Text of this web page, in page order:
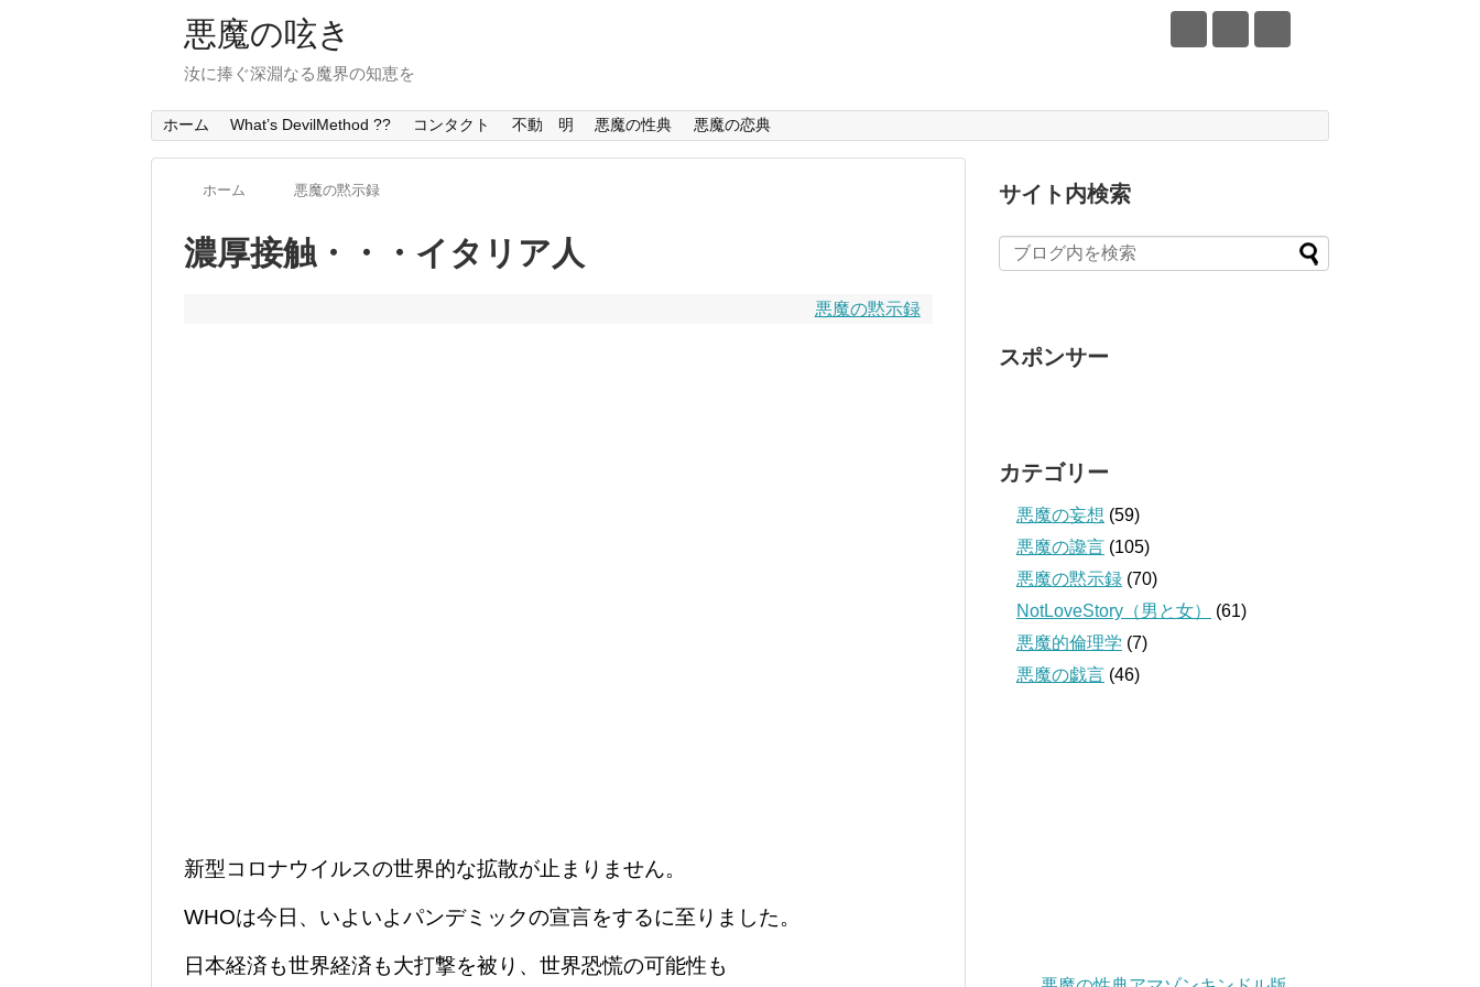
悪魔の呟き
汝に捧ぐ深淵なる魔界の知恵を
ホーム What’s DevilMethod ?? コンタクト 不動 明 悪魔の性典 悪魔の恋典
ホーム 悪魔の黙示録
濃厚接触・・・イタリア人
悪魔の黙示録
新型コロナウイルスの世界的な拡散が止まりません。
WHOは今日、いよいよパンデミックの宣言をするに至りました。
日本経済も世界経済も大打撃を被り、世界恐慌の可能性も
サイト内検索
スポンサー
カテゴリー
悪魔の妄想 (59)
悪魔の讒言 (105)
悪魔の黙示録 (70)
NotLoveStory（男と女）
(61)
悪魔的倫理学 (7)
悪魔の戯言 (46)